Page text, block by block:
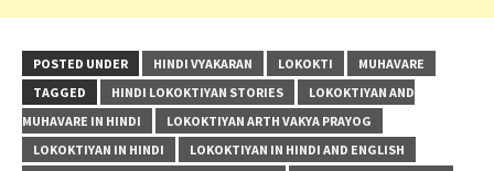
POSTED UNDER HINDI VYAKARAN LOKOKTI
MUHAVARE
TAGGED
HINDI LOKOKTIYAN STORIES
LOKOKTIYAN AND
MUHAVARE IN HINDI
LOKOKTIYAN ARTH VAKYA PRAYOG
LOKOKTIYAN IN HINDI
LOKOKTIYAN IN HINDI AND ENGLISH